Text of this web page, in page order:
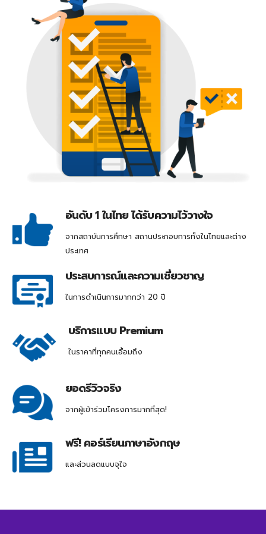
อันดับ 1 ในไทย ได้รับความไว้วางใจ
จากสถาบันการศึกษา สถานประกอบการทั้งในไทยและต่าง
ประเทศ
ประสบการณ์และความเชี่ยวชาญ
ในการดำเนินการมากกว่า 20 ปี
บริการแบบ Premium
ในราคาที่ทุกคนเอื้อมถึง
ยอดรีวิวจริง
จากผู้เข้าร่วมโครงการมากที่สุด!
ฟรี! คอร์เรียนภาษาอังกฤษ
และส่วนลดแบบจุใจ